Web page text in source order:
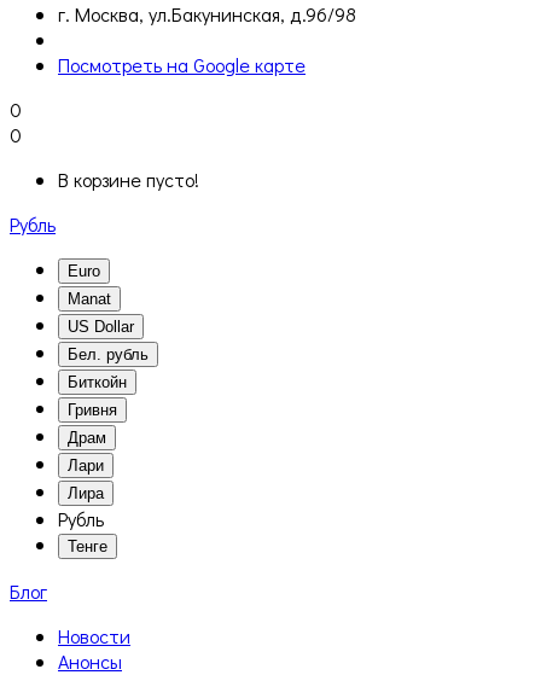
г. Москва, ул.Бакунинская, д.96/98
Посмотреть на Google карте
0
0
В корзине пусто!
Рубль
Euro
Manat
US Dollar
Бел. рубль
Биткойн
Гривня
Драм
Лари
Лира
Рубль
Тенге
Блог
Новости
Анонсы